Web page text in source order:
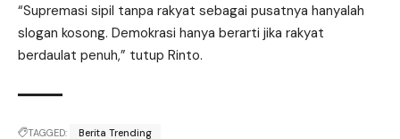
“Supremasi sipil tanpa rakyat sebagai pusatnya hanyalah
slogan kosong. Demokrasi hanya berarti jika rakyat
berdaulat penuh,” tutup Rinto.
TAGGED: Berita Trending